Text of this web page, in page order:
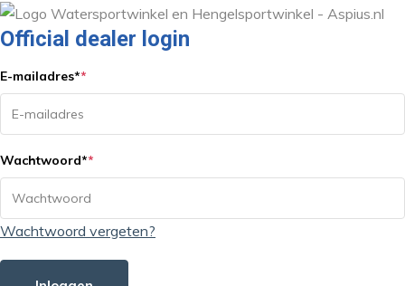
Official dealer login
E-mailadres**
Wachtwoord**
Wachtwoord vergeten?